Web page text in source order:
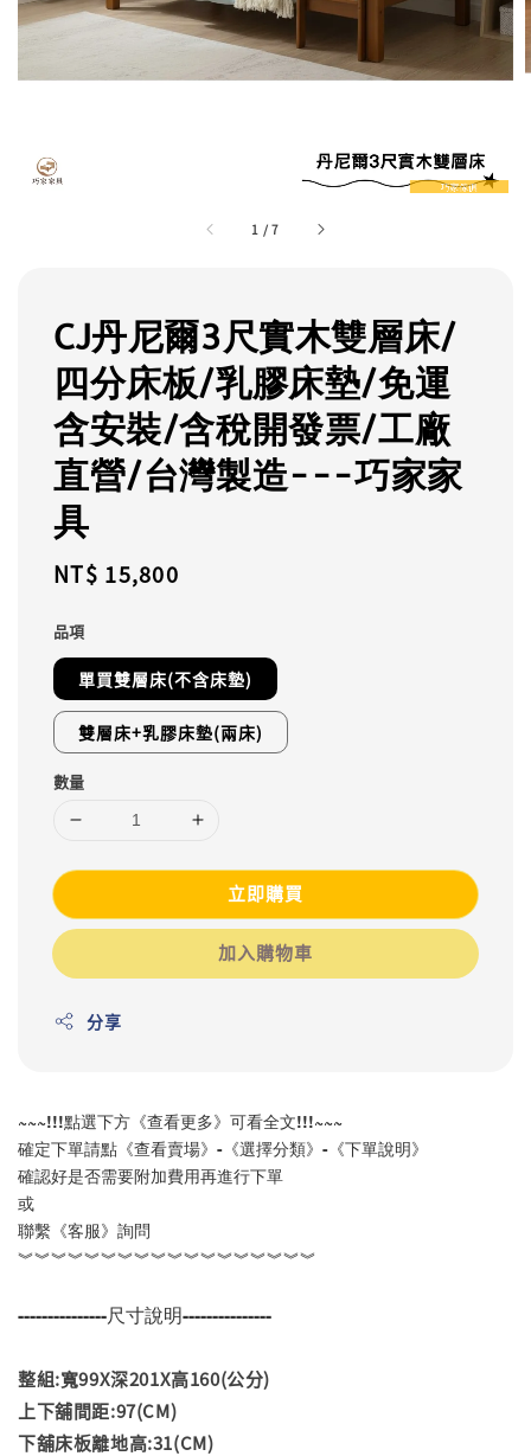
1 /7
CJ丹尼爾3尺實木雙層床/
四分床板/乳膠床墊/免運
含安裝/含稅開發票/工廠
直營/台灣製造---巧家家
具
Regular
NT$ 15,800
品項
單買雙層床(不含床墊)
雙層床+乳膠床墊(兩床)
數量
立即購買
加入購物車
分享
~~~!!!點選下方《查看更多》可看全文!!!~~~
確定下單請點《查看賣場》-《選擇分類》-《下單說明》
確認好是否需要附加費用再進行下單
或
聯繫《客服》詢問
︾︾︾︾︾︾︾︾︾︾︾︾︾︾︾︾︾︾
---------------尺寸說明---------------
整組:寬99X深201X高160(公分)
上下舖間距:97(CM)
下舖床板離地高:31(CM)